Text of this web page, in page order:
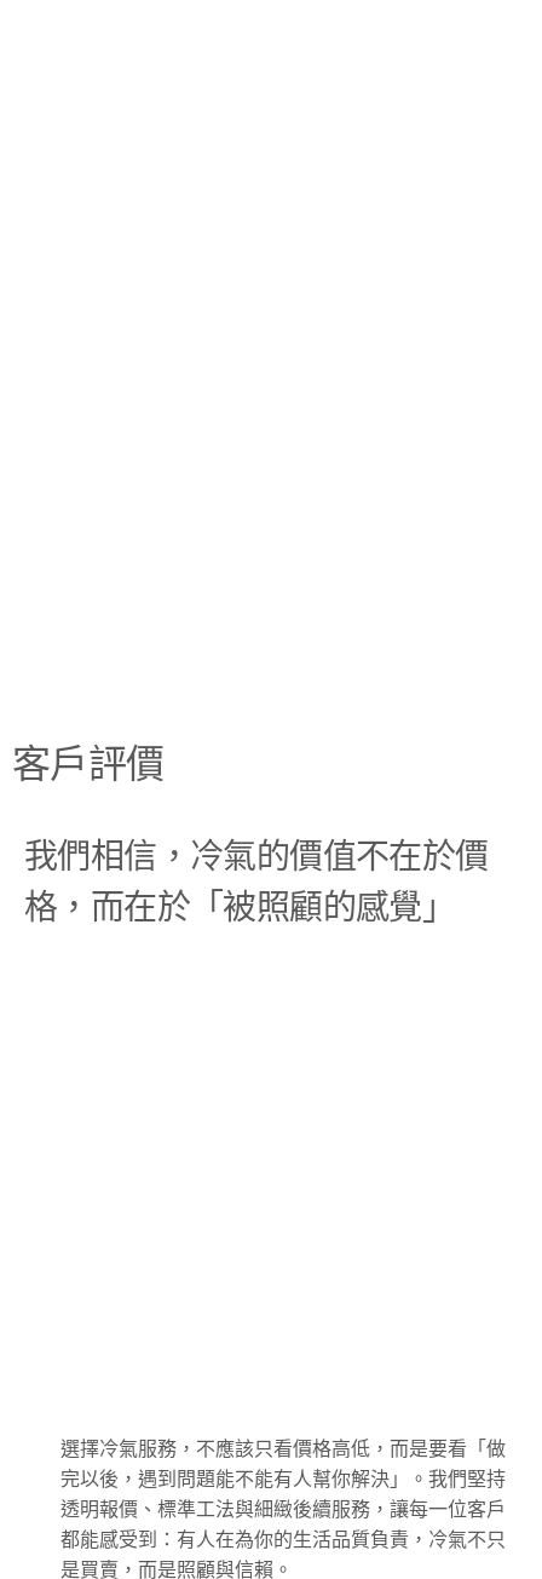
客戶評價
我們相信，冷氣的價值不在於價
格，而在於「被照顧的感覺」
選擇冷氣服務，不應該只看價格高低，而是要看「做
完以後，遇到問題能不能有人幫你解決」。我們堅持
透明報價、標準工法與細緻後續服務，讓每一位客戶
都能感受到：有人在為你的生活品質負責，冷氣不只
是買賣，而是照顧與信賴。